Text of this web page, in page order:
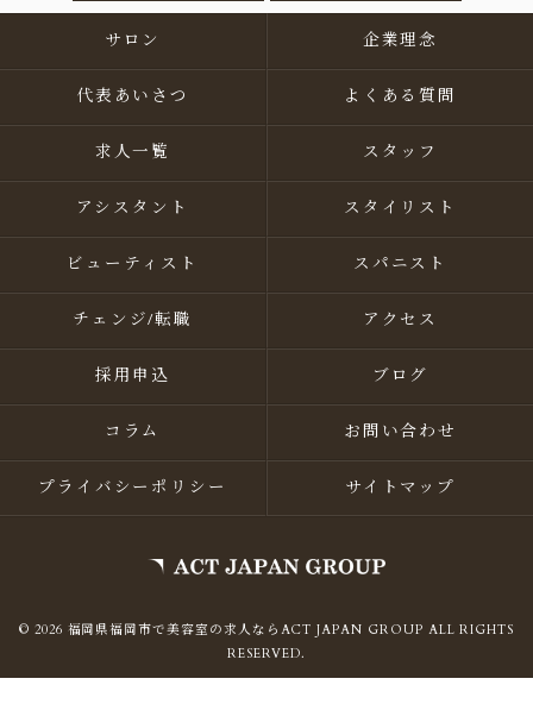
サロン 企業理念
代表あいさつ よくある質問
求人一覧 スタッフ
アシスタント スタイリスト
ビューティスト スパニスト
チェンジ/転職 アクセス
採用申込 ブログ
コラム お問い合わせ
プライバシーポリシー サイトマップ
© 2026 福岡県福岡市で美容室の求人ならACT JAPAN GROUP ALL RIGHTS
RESERVED.